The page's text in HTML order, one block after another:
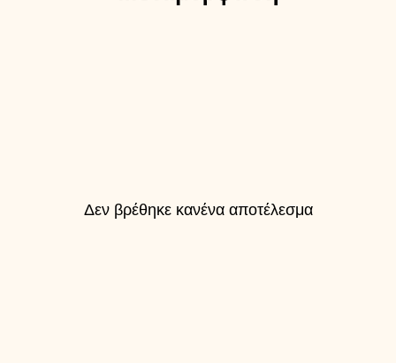
Δεν βρέθηκε κανένα αποτέλεσμα